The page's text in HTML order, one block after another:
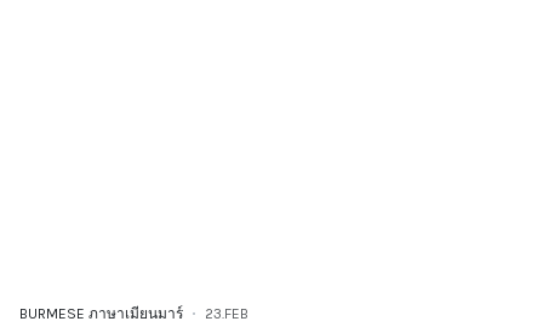
BURMESE ภาษาเมียนมาร์ 23.FEB